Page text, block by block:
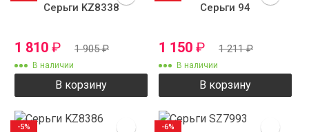
Серьги KZ8338
1 810 ₽ 1 905₽
В наличии
В корзину
Серьги 94
1 150 ₽ 1 211₽
В наличии
В корзину
-5% -6%